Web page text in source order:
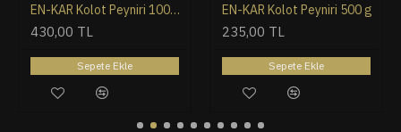
EN-KAR Kolot Peyniri 1000 gr (Tavalama Peyniri)
430,00 TL
Sepete Ekle
EN-KAR Kolot Peyniri 500 g
235,00 TL
Sepete Ekle